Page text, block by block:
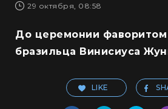
29 октября, 08:58
До церемонии фаворитом
бразильца Винисиуса
LIKE